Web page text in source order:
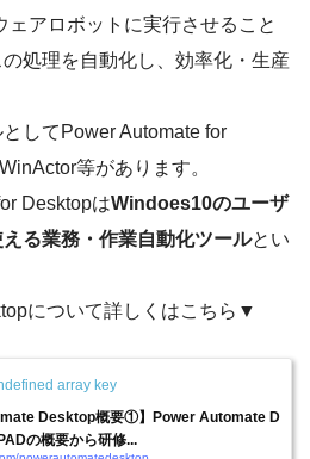
アロボットに実行させること
処理を自動化し、効率化・生産
してPower Automate for
等があります。
DesktopはWindoes10のユーザ
る業務・作業自動化ツールとい
について詳しくはこちら▼
Desktop概要①】Power Automate D
の概要から研修...